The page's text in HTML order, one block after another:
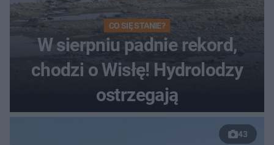
CO SIĘ STANIE?
W sierpniu padnie rekord,
chodzi o Wisłę! Hydrolodzy
ostrzegają
43